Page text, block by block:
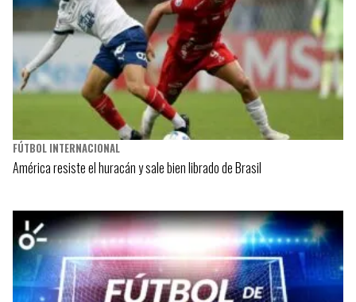
FÚTBOL INTERNACIONAL
América resiste el huracán y sale bien librado de Brasil